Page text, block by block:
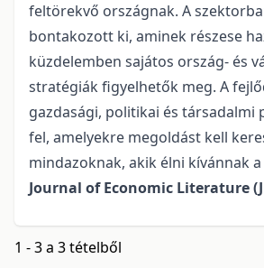
feltörekvő országnak. A
bontakozott ki, aminek részese
küzdelemben sajátos ország- és
stratégiák figyelhetők meg. A
gazdasági, politikai és társadalmi
fel, amelyekre megoldást kell
mindazoknak, akik élni kívánnak
Journal of Economic Literature
1 - 3 a 3 tételből